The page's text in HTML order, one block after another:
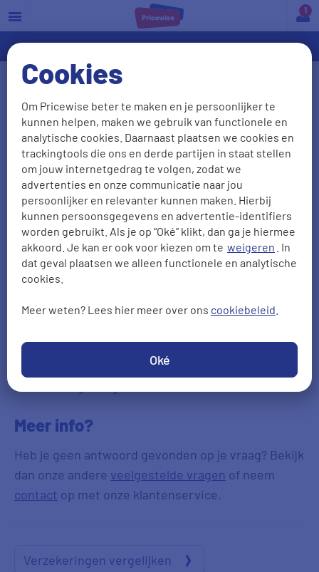
Cookies
Om Pricewise beter te maken en je persoonlijker te
kunnen helpen, maken we gebruik van functionele en
analytische cookies. Daarnaast plaatsen we cookies en
trackingtools die ons en derde partijen in staat stellen
om jouw internetgedrag te volgen, zodat we
advertenties en onze communicatie naar jou
persoonlijker en relevanter kunnen maken. Hierbij
kunnen persoonsgegevens en advertentie-identifiers
worden gebruikt. Als je op “Oké” klikt, dan ga je hiermee
akkoord. Je kan er ook voor kiezen om te weigeren . In
dat geval plaatsen we alleen functionele en analytische
cookies.
Meer weten? Lees hier meer over ons cookiebeleid
Oké
a
Op de website van Pricewise kun je de
verschillende verzekeringen met elkaar
vergelijken. Op de vergelijkpagina"s van de
gewenste verzekering kun je je gegevens en
gewenste dekking aangeven en op die manier de
verzekering kiezen die het best bij je past!
Als je een offerte wilt aanvragen, kan je in het
resultatenscherm de gewenste verzekering
aanvragen". Via onze site kun je ook je
telefoonnummer achterlaten, we bellen je dan
binnen 1 dag terug.
Meer info?
Heb je geen antwoord gevonden op je vraag? Bekijk
dan onze andere veelgestelde vragen of neem
contact op met onze klantenservice.
Verzekeringen vergelijken